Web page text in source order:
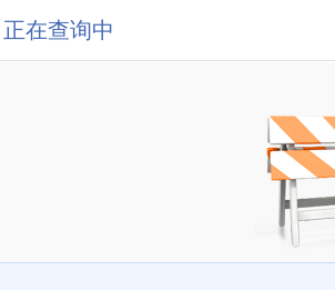
正在查询中